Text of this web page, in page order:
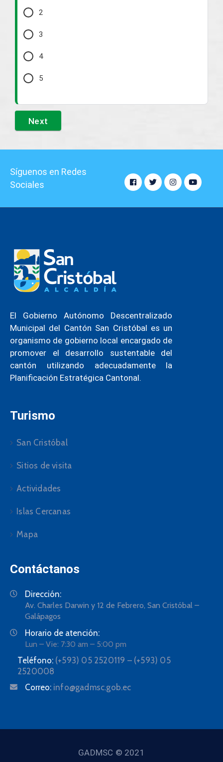
2
3
4
5
Síguenos en Redes
Sociales
El Gobierno Autónomo Descentralizado
Municipal del Cantón San Cristóbal es un
organismo de gobierno local encargado de
promover el desarrollo sustentable del
cantón utilizando adecuadamente la
Planificación Estratégica Cantonal.
Turismo
San Cristóbal
Sitios de visita
Actividades
Islas Cercanas
Mapa
Contáctanos
Dirección:
Av. Charles Darwin y 12 de Febrero, San Cristóbal –
Galápagos
Horario de atención:
Lun – Vie: 7:30 am – 5:00 pm
Teléfono: (+593) 05 2520119 – (+593) 05
2520008
Correo: info@gadmsc.gob.ec
GADMSC © 2021